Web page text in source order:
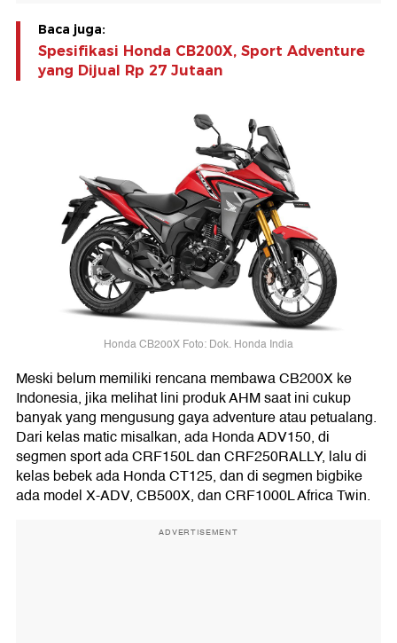
Baca juga:
Spesifikasi Honda CB200X, Sport Adventure
yang Dijual Rp 27 Jutaan
Honda CB200X Foto: Dok. Honda India
Meski belum memiliki rencana membawa CB200X ke
Indonesia, jika melihat lini produk AHM saat ini cukup
banyak yang mengusung gaya adventure atau petualang.
Dari kelas matic misalkan, ada Honda ADV150, di
segmen sport ada CRF150L dan CRF250RALLY, lalu di
kelas bebek ada Honda CT125, dan di segmen bigbike
ada model X-ADV, CB500X, dan CRF1000L Africa Twin.
ADVERTISEMENT